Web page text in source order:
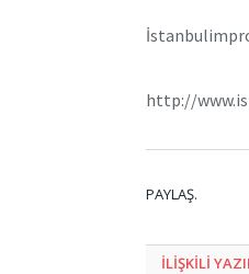
http://
PAYLAŞ.
ILIŞKILI